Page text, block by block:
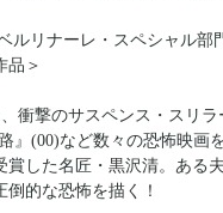
ルリナーレ・スペシャル部
品＞
衝撃のサスペンス・スリラ
』(00)など数々の恐怖映画
した名匠・黒沢清。ある
的な恐怖を描く！